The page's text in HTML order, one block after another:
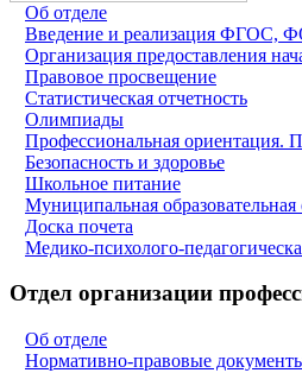
Об отделе
Введение и реализация ФГОС,
Организация предоставления
Правовое просвещение
Статистическая отчетность
Олимпиады
Профессиональная ориентация.
Безопасность и здоровье
Школьное питание
Муниципальная образовательная
Доска почета
Медико-психолого-
Отдел организации
Об отделе
Нормативно-правовые